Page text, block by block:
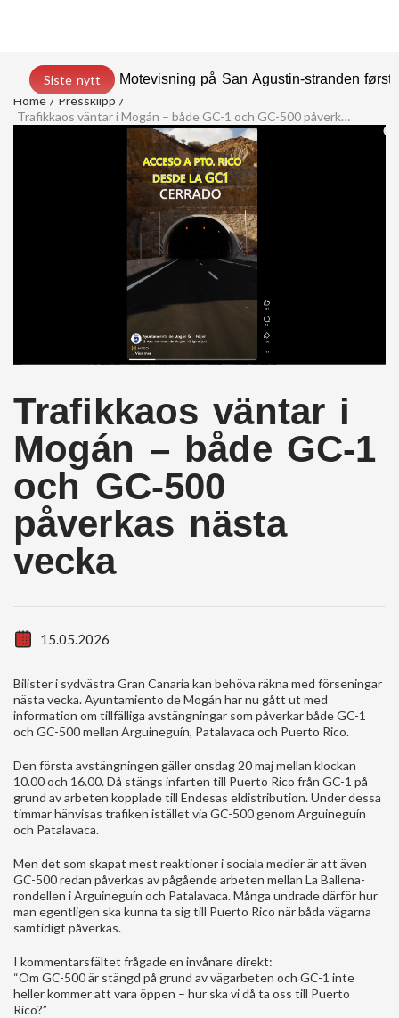
Siste nytt
Motevisning på San Agustin-stranden
Home
Pressklipp
Trafikkaos väntar i Mogán – både GC-1 och GC-500 påverkas nästa vecka
Trafikkaos väntar i
Mogán – både GC-1
och GC-500
påverkas nästa
vecka
15.05.2026
Bilister i sydvästra Gran Canaria kan behöva räkna med förseningar
nästa vecka. Ayuntamiento de Mogán har nu gått ut med
information om tillfälliga avstängningar som påverkar både GC-1
och GC-500 mellan Arguineguín, Patalavaca och Puerto Rico.
Den första avstängningen gäller onsdag 20 maj mellan klockan
10.00 och 16.00. Då stängs infarten till Puerto Rico från GC-1 på
grund av arbeten kopplade till Endesas eldistribution. Under dessa
timmar hänvisas trafiken istället via GC-500 genom Arguineguín
och Patalavaca.
Men det som skapat mest reaktioner i sociala medier är att även
GC-500 redan påverkas av pågående arbeten mellan La Ballena-
rondellen i Arguineguín och Patalavaca. Många undrade därför hur
man egentligen ska kunna ta sig till Puerto Rico när båda vägarna
samtidigt påverkas.
I kommentarsfältet frågade en invånare direkt:
“Om GC-500 är stängd på grund av vägarbeten och GC-1 inte
heller kommer att vara öppen – hur ska vi då ta oss till Puerto
Rico?”